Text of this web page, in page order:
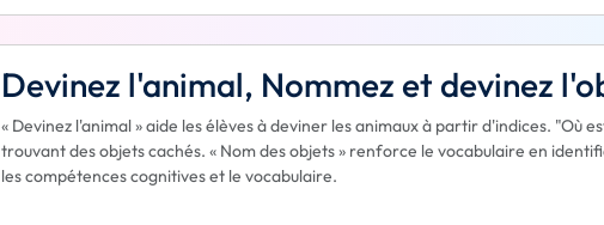
Devinez l'animal, Nommez et devinez
« Devinez l'animal » aide les élèves à deviner les animaux à partir d'indices. "Où
trouvant des objets cachés. « Nom des objets » renforce le vocabulaire en
les compétences cognitives et le vocabulaire.